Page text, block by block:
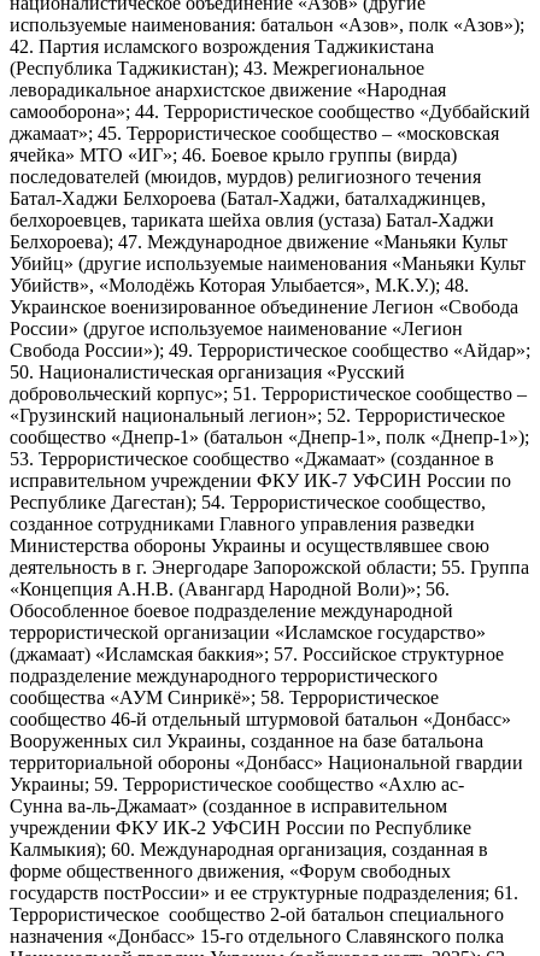
используемые наименования: батальон «Азов», полк «Азов»);
42. Партия исламского возрождения Таджикистана
(Республика Таджикистан); 43. Межрегиональное
леворадикальное анархистское движение «Народная
самооборона»; 44. Террористическое сообщество «Дуббайский
джамаат»; 45. Террористическое сообщество – «московская
ячейка» МТО «ИГ»; 46. Боевое крыло группы (вирда)
последователей (мюидов, мурдов) религиозного течения
Батал-Хаджи Белхороева (Батал-Хаджи, баталхаджинцев,
белхороевцев, тариката шейха овлия (устаза) Батал-Хаджи
Белхороева); 47. Международное движение «Маньяки Культ
Убийц» (другие используемые наименования «Маньяки Культ
Убийств», «Молодёжь Которая Улыбается», М.К.У.); 48.
Украинское военизированное объединение Легион «Свобода
России» (другое используемое наименование «Легион
Свобода России»); 49. Террористическое сообщество «Айдар»;
50. Националистическая организация «Русский
добровольческий корпус»; 51. Террористическое сообщество –
«Грузинский национальный легион»; 52. Террористическое
сообщество «Днепр-1» (батальон «Днепр-1», полк «Днепр-1»);
53. Террористическое сообщество «Джамаат» (созданное в
исправительном учреждении ФКУ ИК-7 УФСИН России по
Республике Дагестан); 54. Террористическое сообщество,
созданное сотрудниками Главного управления разведки
Министерства обороны Украины и осуществлявшее свою
деятельность в г. Энергодаре Запорожской области; 55. Группа
«Концепция А.Н.В. (Авангард Народной Воли)»; 56.
Обособленное боевое подразделение международной
террористической организации «Исламское государство»
(джамаат) «Исламская баккия»; 57. Российское структурное
подразделение международного террористического
сообщества «АУМ Синрикё»; 58. Террористическое
сообщество 46-й отдельный штурмовой батальон «Донбасс»
Вооруженных сил Украины, созданное на базе батальона
территориальной обороны «Донбасс» Национальной гвардии
Украины; 59. Террористическое сообщество «Ахлю ас-
Сунна ва-ль-Джамаат» (созданное в исправительном
учреждении ФКУ ИК-2 УФСИН России по Республике
Калмыкия); 60. Международная организация, созданная в
форме общественного движения, «Форум свободных
государств постРоссии» и ее структурные подразделения; 61.
Террористическое сообщество 2-ой батальон специального
назначения «Донбасс» 15-го отдельного Славянского полка